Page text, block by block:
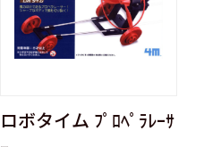
ロボタイム ﾌﾟﾛﾍﾟﾗﾚｰｻ